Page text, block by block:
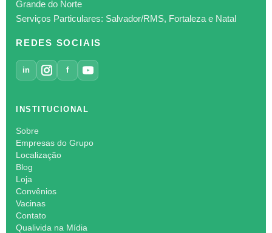
Grande do Norte
Serviços Particulares: Salvador/RMS, Fortaleza e Natal
REDES SOCIAIS
in f
INSTITUCIONAL
Sobre
Empresas do Grupo
Localização
Blog
Loja
Convênios
Vacinas
Contato
Qualivida na Mídia